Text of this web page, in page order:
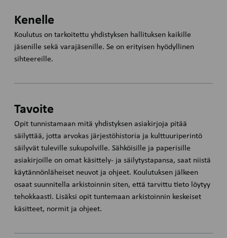
Kenelle
Koulutus on tarkoitettu yhdistyksen hallituksen kaikille
jäsenille sekä varajäsenille. Se on erityisen hyödyllinen
sihteereille.
Tavoite
Opit tunnistamaan mitä yhdistyksen asiakirjoja pitää
säilyttää, jotta arvokas järjestöhistoria ja kulttuuriperintö
säilyvät tuleville sukupolville. Sähköisille ja paperisille
asiakirjoille on omat käsittely- ja säilytystapansa, saat niistä
käytännönläheiset neuvot ja ohjeet. Koulutuksen jälkeen
osaat suunnitella arkistoinnin siten, että tarvittu tieto löytyy
tehokkaasti. Lisäksi opit tuntemaan arkistoinnin keskeiset
käsitteet, normit ja ohjeet.